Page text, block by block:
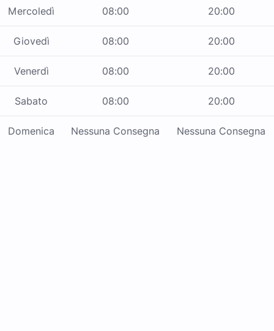
Mercoledì 08:00 20:00
Giovedì 08:00 20:00
Venerdì 08:00 20:00
Sabato 08:00 20:00
Domenica Nessuna Consegna Nessuna Consegna